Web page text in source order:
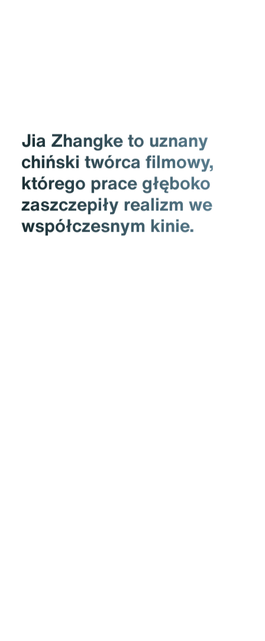
Jia Zhangke to uznany
chiński twórca filmowy,
którego prace głęboko
zaszczepiły realizm we
współczesnym kinie.